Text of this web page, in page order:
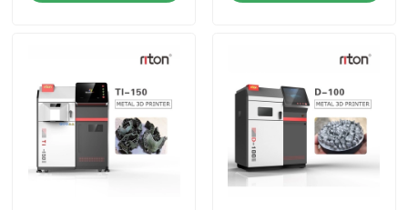
Tutti i casi
Stampante del metallo 3D del laser